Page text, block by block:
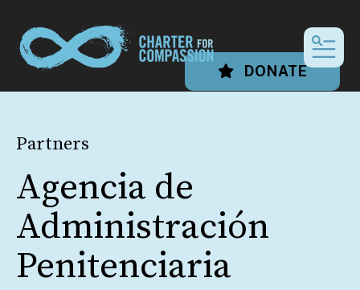
DONATE
Partners
Agencia de
Administración
Penitenciaria